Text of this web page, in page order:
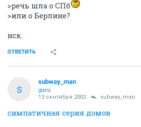
>речь шла о СПб
>или о Берлине?
нск.
ОТВЕТИТЬ
S
subway_man
guru
13 сентября 2002 subway_man
симпатичная серия домов